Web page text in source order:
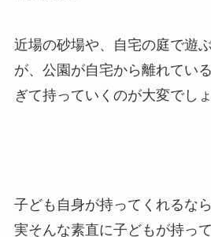
近場の砂場や、自宅の庭で遊
が、公園が自宅から離れてい
ぎて持っていくのが大変でしょ
子ども自身が持ってくれるな
実そんな素直に子どもが持っ